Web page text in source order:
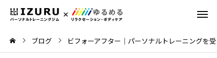
ブログ ビフォーアフター｜パーソナルトレーニングを